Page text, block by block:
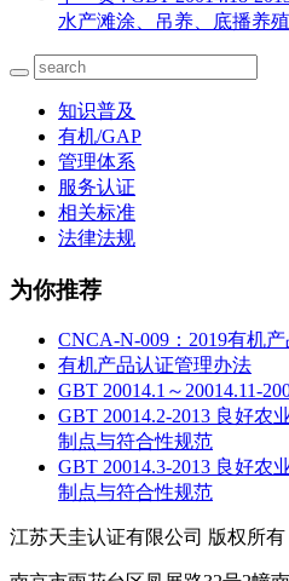
水产滩涂、吊养、底播养
知识普及
有机/GAP
管理体系
服务认证
相关标准
法律法规
为你推荐
CNCA-N-009：2019有机
有机产品认证管理办法
GBT 20014.1～20014.11-
GBT 20014.2-2013 良好农
制点与符合性规范
GBT 20014.3-2013 良好农
制点与符合性规范
江苏天圭认证有限公司 版权所有